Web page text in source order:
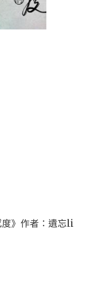
度》作者：遺忘li